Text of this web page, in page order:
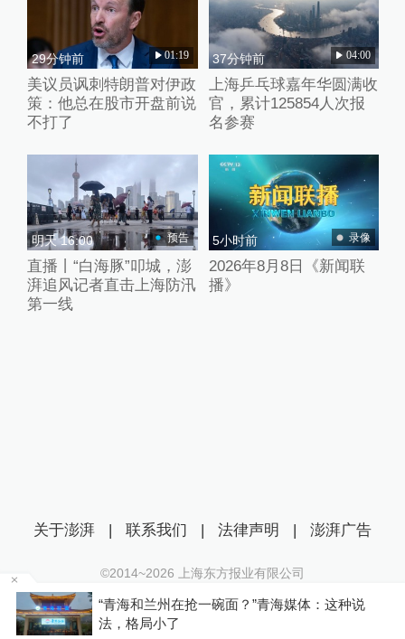
29分钟前 01:19
美议员讽刺特朗普对伊政
策：他总在股市开盘前说
不打了
37分钟前 04:00
上海乒乓球嘉年华圆满收
官，累计125854人次报
名参赛
明天 16:00 预告
直播丨“白海豚”叩城，澎
湃追风记者直击上海防汛
第一线
5小时前 录像
2026年8月8日《新闻联
播》
“青海和兰州在抢一碗面？”青海媒体：这种说
法，格局小了
关于澎湃 | 联系我们 | 法律声明 | 澎湃广告
©2014~2026 上海东方报业有限公司
沪ICP证：沪B2-20170116 | 沪ICP备14003370号
互联网新闻信息服务许可证：31120170006